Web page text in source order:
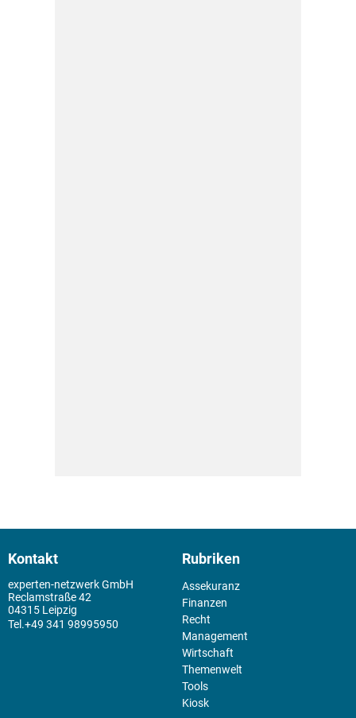
Kontakt
experten-netzwerk GmbH
Reclamstraße 42
04315 Leipzig
+49 341 98995950
Rubriken
Assekuranz
Finanzen
Recht
Management
Wirtschaft
Themenwelt
Tools
Kiosk